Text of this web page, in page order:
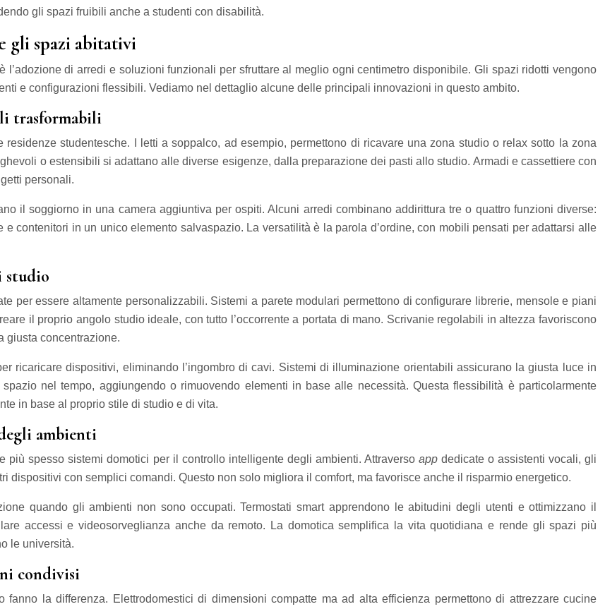
gli spazi fruibili anche a studenti con disabilità.
gli spazi abitativi
di arredi e soluzioni funzionali per sfruttare al meglio ogni centimetro disponibile. Gli spazi ridotti vengono
e configurazioni flessibili. Vediamo nel dettaglio alcune delle principali innovazioni in questo ambito.
trasformabili
studentesche. I letti a soppalco, ad esempio, permettono di ricavare una zona studio o relax sotto la zona
o estensibili si adattano alle diverse esigenze, dalla preparazione dei pasti allo studio. Armadi e cassettiere con
personali.
il soggiorno in una camera aggiuntiva per ospiti. Alcuni arredi combinano addirittura tre o quattro funzioni diverse:
contenitori in un unico elemento salvaspazio. La versatilità è la parola d’ordine, con mobili pensati per adattarsi alle
studio
per essere altamente personalizzabili. Sistemi a parete modulari permettono di configurare librerie, mensole e piani
il proprio angolo studio ideale, con tutto l’occorrente a portata di mano. Scrivanie regolabili in altezza favoriscono
giusta concentrazione.
ricaricare dispositivi, eliminando l’ingombro di cavi. Sistemi di illuminazione orientabili assicurano la giusta luce in
nel tempo, aggiungendo o rimuovendo elementi in base alle necessità. Questa flessibilità è particolarmente
in base al proprio stile di studio e di vita.
ambienti
più spesso sistemi domotici per il controllo intelligente degli ambienti. Attraverso app dedicate o assistenti vocali, gli
dispositivi con semplici comandi. Questo non solo migliora il comfort, ma favorisce anche il risparmio energetico.
quando gli ambienti non sono occupati. Termostati smart apprendono le abitudini degli utenti e ottimizzano il
accessi e videosorveglianza anche da remoto. La domotica semplifica la vita quotidiana e rende gli spazi più
le università.
condivisi
la differenza. Elettrodomestici di dimensioni compatte ma ad alta efficienza permettono di attrezzare cucine